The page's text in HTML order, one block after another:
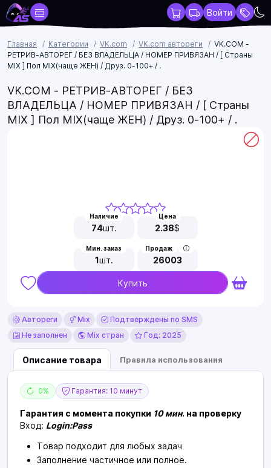
Войти
Главная Категории VK.com VK.com автореги
VK.COM -
РЕТРИВ-АВТОРЕГ / БЕЗ ВЛАДЕЛЬЦА / НОМЕР ПРИВЯЗАН / [ Страны
MIX ] Пол MIX(чаще ЖЕН) / Друз. 0-100+ / .
VK.COM - РЕТРИВ-АВТОРЕГ / БЕЗ
ВЛАДЕЛЬЦА / НОМЕР ПРИВЯЗАН / [ Страны
MIX ] Пол MIX(чаще ЖЕН) / Друз. 0-100+ / .
Наличие
74шт.
Цена
2.38$
Мин. заказ
1шт.
Продаж
26003
Купить
Автореги Mix
Подтверждены по SMS
Не заполнен
Mix стран Год: 2025
Описание товара Правила использования
0% Гарантия: 10 минут
Гарантия с момента покупки 10 мин. на проверку
Вход: Login:Pass
Товар подходит для любых задач
Заполнение частичное или полное.